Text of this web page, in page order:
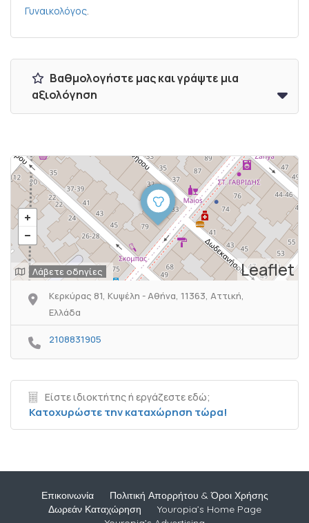
Γυναικολόγος.
Βαθμολογήστε μας και γράψτε μια
αξιολόγηση
Leaflet
Λάβετε οδηγίες
Κερκύρας 81, Κυψέλη - Αθήνα, 11363, Αττική,
Ελλάδα
2108831905
Είστε ιδιοκτήτης ή εργάζεστε εδώ;
Κατοχυρώστε την καταχώρηση τώρα!
Επικοινωνία
Πολιτική Απορρήτου & Όροι Χρήσης
Δωρεάν Καταχώρηση
Youropia’s Home Page